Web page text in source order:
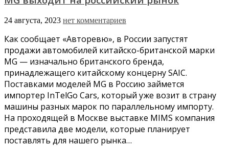
24 августа, 2023 нет комментариев
Как сообщает «Авторевю», в России запустят
продажи автомобилей китайско-британской марки
MG — изначально британского бренда,
принадлежащего китайскому концерну SAIC.
Поставками моделей MG в Россию займется
импортер InTelGo Cars, который уже возит в страну
машины разных марок по параллельному импорту.
На проходящей в Москве выставке MIMS компания
представила две модели, которые планирует
поставлять для нашего рынка…